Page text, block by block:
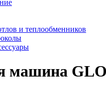
и теплообменников
машина